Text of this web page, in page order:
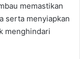
memastikan
serta menyiapkan
menghindari